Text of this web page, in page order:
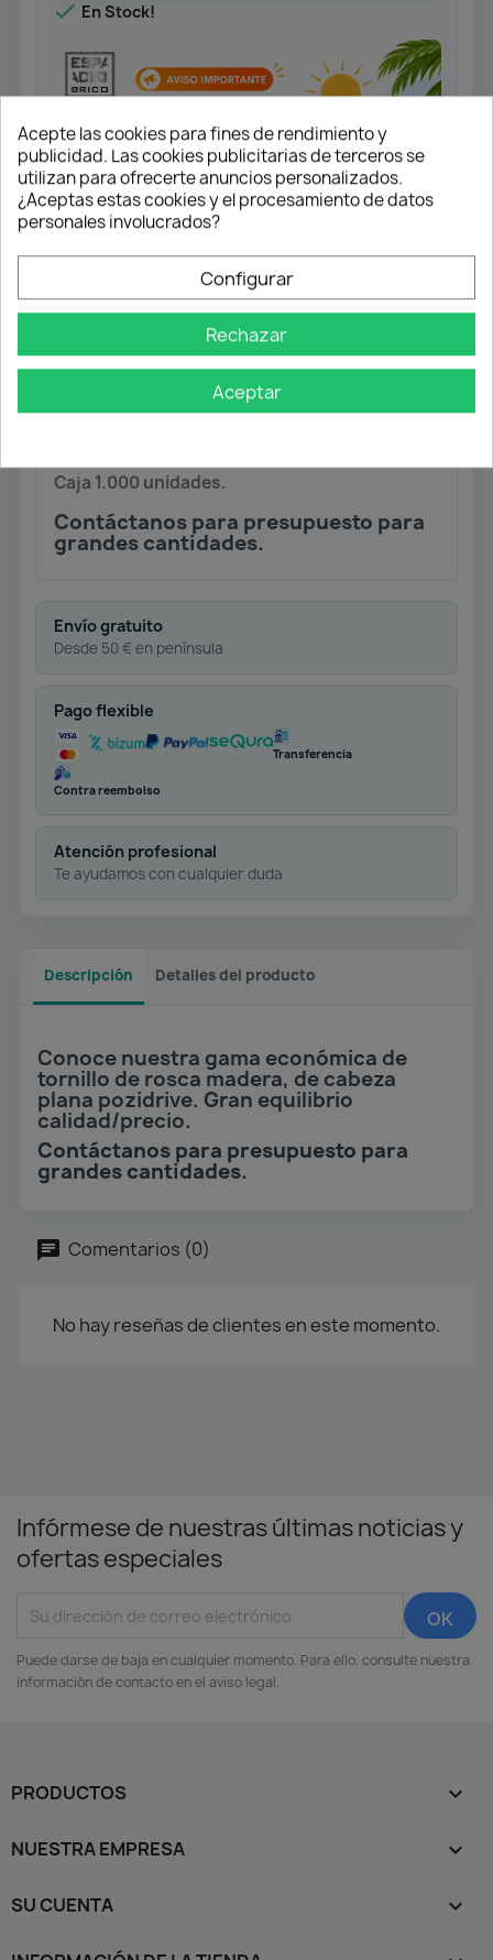
 En Stock!
Tornillo Rosca Madera, Cabeza Plana
Pozidrive.
Acabado galvanizado.
Caja 1.000 unidades.
Contáctanos para presupuesto para
grandes cantidades.
Envío gratuito
Desde 50 € en península
Pago flexible
Transferencia
Contra reembolso
Atención profesional
Te ayudamos con cualquier duda
Descripción Detalles del producto
Conoce nuestra gama económica de
tornillo de rosca madera, de cabeza
plana pozidrive. Gran equilibrio
calidad/precio.
Contáctanos para presupuesto para
grandes cantidades.
Comentarios (0)
No hay reseñas de clientes en este momento.
Infórmese de nuestras últimas noticias y
ofertas especiales
Puede darse de baja en cualquier momento. Para ello, consulte nuestra
información de contacto en el aviso legal.
PRODUCTOS 
NUESTRA EMPRESA 
SU CUENTA 
Acepte las cookies para fines de rendimiento y
publicidad. Las cookies publicitarias de terceros se
utilizan para ofrecerte anuncios personalizados.
¿Aceptas estas cookies y el procesamiento de datos
personales involucrados?
Configurar
Rechazar
Aceptar